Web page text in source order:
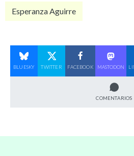
Esperanza Aguirre
BLUESKY TWITTER FACEBOOK MASTODON
COMENTARIOS